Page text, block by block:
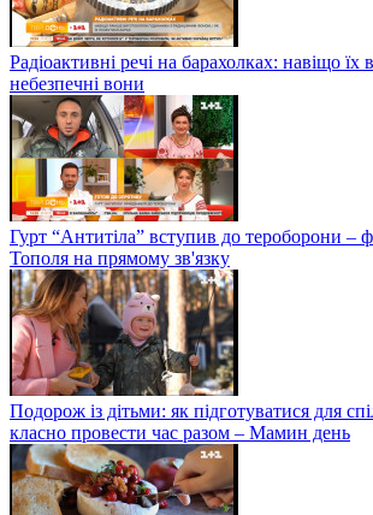
Радіоактивні речі на барахолках: навіщо їх
небезпечні вони
Гурт “Антитіла” вступив до тероборони –
Тополя на прямому зв'язку
Подорож із дітьми: як підготуватися для
класно провести час разом – Мамин день